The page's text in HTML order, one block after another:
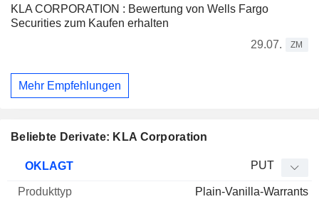
KLA CORPORATION : Bewertung von Wells Fargo
Securities zum Kaufen erhalten
29.07.
ZM
Mehr Empfehlungen
Beliebte Derivate: KLA Corporation
WKN Typ Produkttyp
OKLAGT PUT
Plain-Vanilla-Warrants